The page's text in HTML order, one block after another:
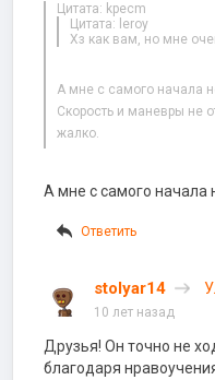
Цитата: kpecm
Цитата: leroy
Хз как вам, но мне
А мне с самого начала
Скорость и маневры не
жалко.
А мне с самого начала
Ответить
stolyar14
10 лет назад
Друзья! Он точно не
благодаря